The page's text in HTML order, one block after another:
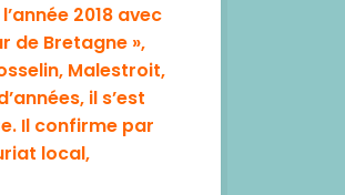
2018 avec
de Bretagne »,
Malestroit,
il s’est
Il confirme par
local,